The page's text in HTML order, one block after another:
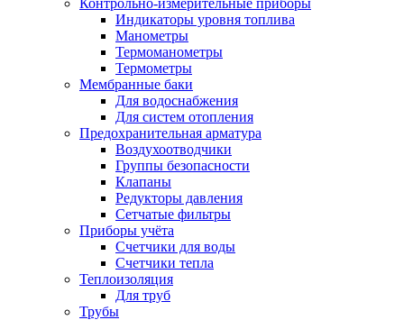
Контрольно-измерительные приборы
Индикаторы уровня топлива
Манометры
Термоманометры
Термометры
Мембранные баки
Для водоснабжения
Для систем отопления
Предохранительная арматура
Воздухоотводчики
Группы безопасности
Клапаны
Редукторы давления
Сетчатые фильтры
Приборы учёта
Счетчики для воды
Счетчики тепла
Теплоизоляция
Для труб
Трубы